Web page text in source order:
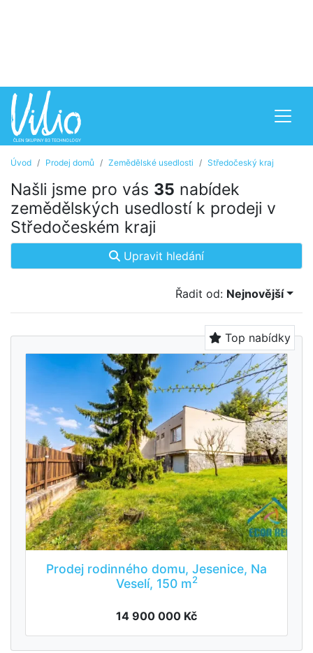
Úvod Prodej domů Zemědělské usedlosti Středočeský kraj
Našli jsme pro vás 35 nabídek
zemědělských usedlostí k prodeji v
Středočeském kraji
Upravit hledání
Řadit od: Nejnovější
Top nabídky
Prodej rodinného domu, Jesenice, Na
Veselí, 150 m2
14 900 000 Kč